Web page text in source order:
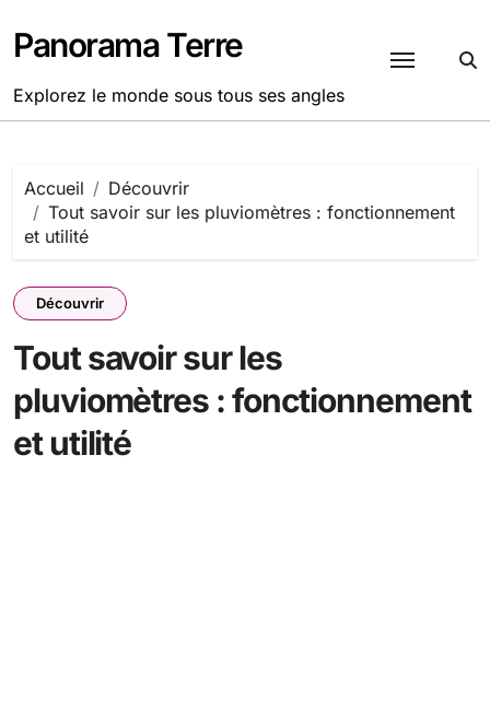
au
contenu
Panorama Terre
Explorez le monde sous tous ses angles
Accueil
Découvrir
Tout savoir sur les pluviomètres : fonctionnement
et utilité
Découvrir
Tout savoir sur les
pluviomètres : fonctionnement
et utilité